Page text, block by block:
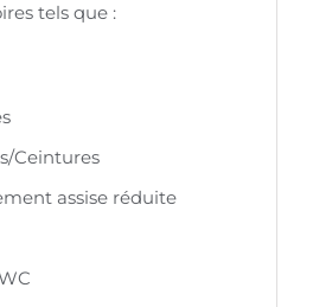
tels que :
Ceintures
assise réduite